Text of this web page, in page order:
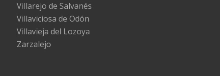
Villarejo de Salvanés
Villaviciosa de Odón
Villavieja del Lozoya
Zarzalejo